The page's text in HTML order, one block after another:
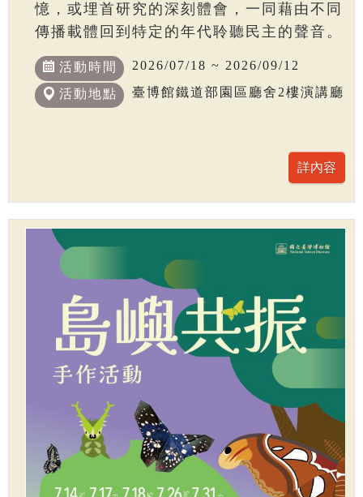
憶，或埋首研究的深刻體會，一同藉由不同
傳播載體回到特定的年代聆聽民主的聲音。
活動時間 2026/07/18 ~ 2026/09/12
活動地點 臺博館鐵道部園區廳舍2樓演講廳